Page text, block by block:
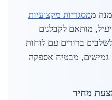
מסגריות מקצועיות
מותאם לקבלנים
ברורים עם לוחות
גמישים, מבטיח אספקה